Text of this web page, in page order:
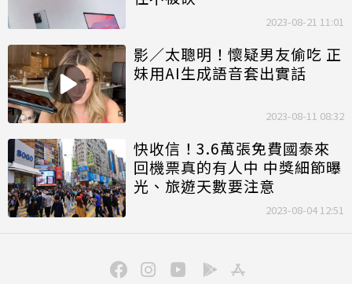
2023-08-21 11:01
影／太聰明！懷疑男友偷吃 正
妹用AI生成語音套出實話
2023-08-11 08:32
快收信！3.6萬張免費國泰來
回機票真的有人中 中獎細節曝
光、旅遊天數要注意
2023-08-04 12:51